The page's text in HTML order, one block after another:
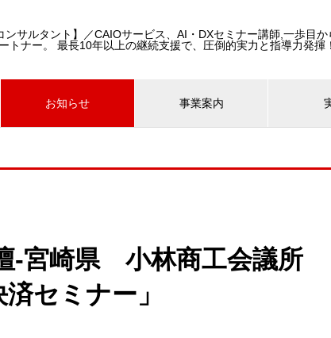
サルタント】／CAIOサービス、AI・DXセミナー講師,一歩目
トナー。 最長10年以上の継続支援で、圧倒的実力と指導力発揮！
お知らせ 事業案内
-宮崎県 小林商工会議所
セミナー」